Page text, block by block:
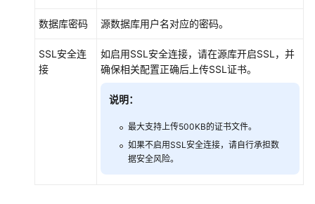
数据库密码 源数据库用户名对应的密码。
SSL安全连
接
如启用SSL安全连接，请在源库开启SSL，并
确保相关配置正确后上传SSL证书。
说明：
最大支持上传500KB的证书文件。
如果不启用SSL安全连接，请自行承担数
据安全风险。